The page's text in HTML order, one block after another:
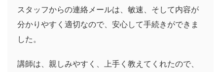
スタッフからの連絡メールは、敏速、そして内容が
分かりやすく適切なので、安心して手続きができま
した。
講師は、親しみやすく、上手く教えてくれたので、